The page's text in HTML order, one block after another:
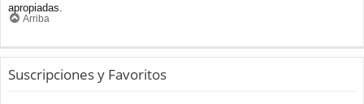
apropiadas.
Arriba
Suscripciones y Favoritos